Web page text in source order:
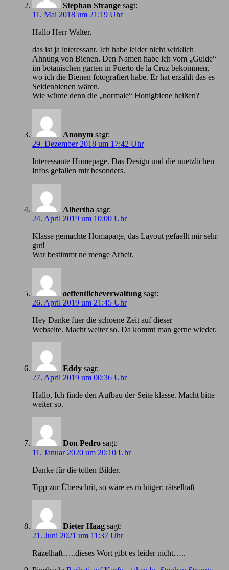
Stephan Strange sagt:
11. Mai 2018 um 21:19 Uhr
Hallo Herr Walter,
das ist ja interessant. Ich habe leider nicht wirklich
Ahnung von Bienen. Den Namen habe ich vom „Guide“
im botanischen garten in Puerto de la Cruz bekommen,
wo ich die Bienen fotografiert habe. Er hat erzählt das es
Seidenbienen wären.
Wie würde denn die „normale“ Honigbiene heißen?
Anonym sagt:
29. Dezember 2018 um 17:42 Uhr
Іnteressante Homepage. Das Design und die nuetzlichen
Infos gefallen mir besonders.
Albertha sagt:
24. April 2019 um 10:00 Uhr
Klasse gemachte Homapage, das Layout gefaellt mir sehr
gut!
War bestimmt ne menge Arbeit.
oeffentlicheverwaltung sagt:
26. April 2019 um 21:45 Uhr
Hey Danke fuer die schoene Zeit auf dieser
Webseite. Macht weiter so. Da kommt man gerne wieder.
Eddy sagt:
27. April 2019 um 00:36 Uhr
Hallo, Ich finde den Aufbau der Seite klasse. Macht bitte
weiter so.
Don Pedro sagt:
11. Januar 2020 um 20:10 Uhr
Danke für die tollen Bilder.
Tipp zur Überschrit, so wäre es richtiger: rätselhaft
Dieter Haag sagt:
21. Juni 2021 um 11:37 Uhr
Räzelhaft…..dieses Wort gibt es leider nicht…..